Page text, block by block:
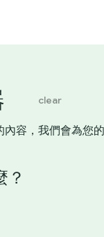
clear
內容，我們會為您
？